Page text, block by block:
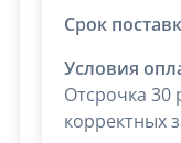
Срок
Условия
Отсрочка 30
корректных